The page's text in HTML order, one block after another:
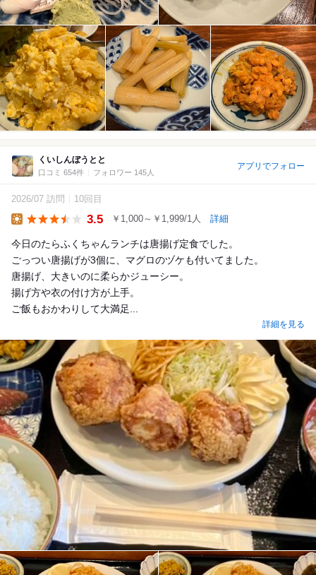
くいしんぼうとと
口コミ 654件 フォロワー 145人
アプリでフォロー
2026/07 訪問 10回目
3.5 ￥1,000～￥1,999/1人 詳細
今日のたらふくちゃんランチは唐揚げ定食でした。
ごっつい唐揚げが3個に、マグロのヅケも付いてました。
唐揚げ、大きいのに柔らかジューシー。
揚げ方や衣の付け方が上手。
ご飯もおかわりして大満足...
詳細を見る